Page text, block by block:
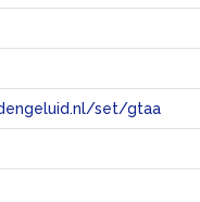
set/gtaa